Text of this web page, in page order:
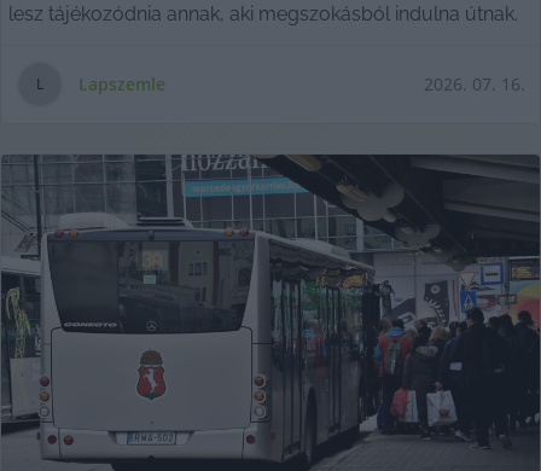
lesz tájékozódnia annak, aki megszokásból indulna útnak.
L Lapszemle 2026. 07. 16.